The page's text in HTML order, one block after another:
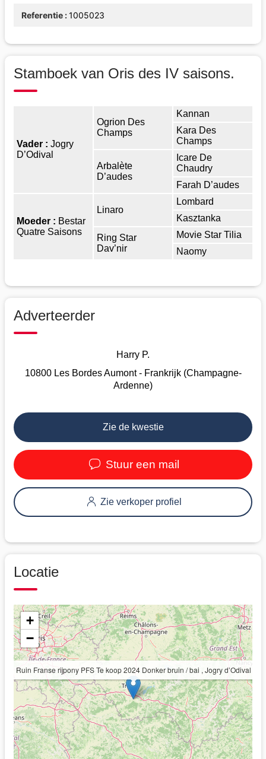
Referentie 1005023
Stamboek van Oris des IV saisons.
Vader : Jogry
D’Odival
Ogrion Des
Champs
Kannan
Kara Des
Champs
Arbalète
D’audes
Icare De
Chaudry
Farah D’audes
Moeder : Bestar
Quatre Saisons
Linaro
Lombard
Kasztanka
Ring Star
Dav’nir
Movie Star Tilia
Naomy
Adverteerder
Harry P.
10800 Les Bordes Aumont - Frankrijk (Champagne-
Ardenne)
Zie de kwestie
Stuur een mail
Zie verkoper profiel
Locatie
Ruin Franse rijpony PFS Te koop 2024 Donker bruin / bai , Jogry d’Odival
+
−